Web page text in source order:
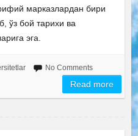
марказлардан бири
ўз бой тарихи ва
эга.
No Comments
Read more